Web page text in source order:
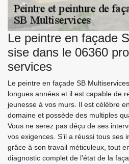
Le peintre en façade
sise dans le 06360
services
Le peintre en façade SB
longues années et il est capable de
jeunesse à vos murs. Il est célèbre
domaine et possède des multiples
Vous ne serez pas déçu de ses
vos exigences. S’il a réussi tous ses
grâce à son travail méticuleux, tout
diagnostic complet de l’état de la